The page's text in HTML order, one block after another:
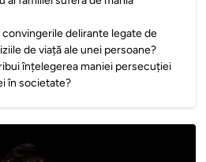
delirante legate de
de viață ale unei persoane?
înțelegerea maniei persecuției
în societate?